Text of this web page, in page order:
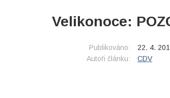
Velikonoce:
Publikováno:
22. 4.
Autoři článku:
CDV